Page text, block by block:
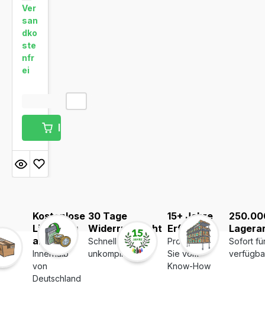
Ver
san
dko
ste
nfr
ei
In den Warenkorb
Kostenlose
Lieferung
ab 39€
Innerhalb
von
Deutschland
30 Tage
Widerrufsrecht
Schnell und
unkompliziert
15+ Jahre
Erfahrung
Profitieren
Sie vom
Know-How
Sofort